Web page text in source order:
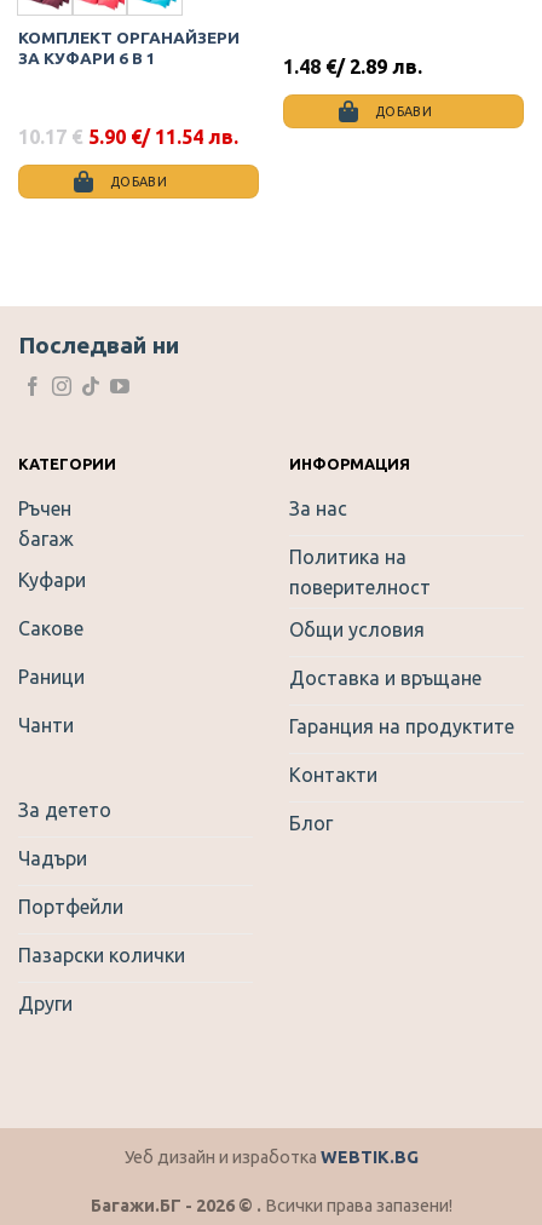
КОМПЛЕКТ ОРГАНАЙЗЕРИ
ЗА КУФАРИ 6 В 1
10.17 €
Original
price
10.17 €.
5.90 €
Текущата
цена
5.90 €.
/ 11.54 лв.
ДОБАВИ
variants.
The
may
on
product
page
1.48 €/ 2.89 лв.
ДОБАВИ
Последвай ни
КАТЕГОРИИ
Ръчен
багаж
Куфари
Сакове
Раници
Чанти
За детето
Чадъри
Портфейли
Пазарски колички
Други
ИНФОРМАЦИЯ
За нас
Политика на
поверителност
Общи условия
Доставка и връщане
Гаранция на продуктите
Контакти
Блог
Уеб дизайн и изработка WEBTIK.BG
Багажи.БГ - 2026 © . Всички права запазени!